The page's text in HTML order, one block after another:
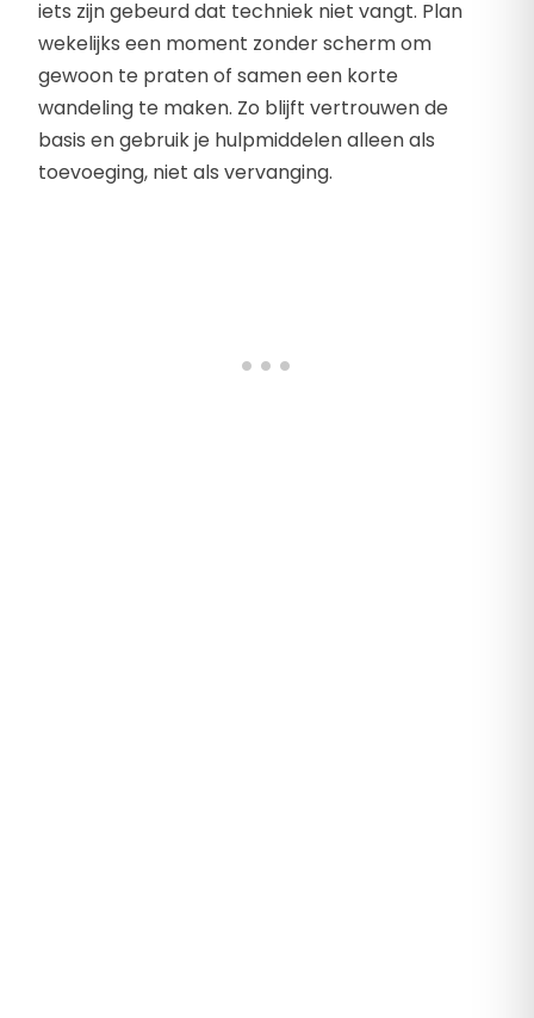
iets zijn gebeurd dat techniek niet vangt. Plan
wekelijks een moment zonder scherm om
gewoon te praten of samen een korte
wandeling te maken. Zo blijft vertrouwen de
basis en gebruik je hulpmiddelen alleen als
toevoeging, niet als vervanging.